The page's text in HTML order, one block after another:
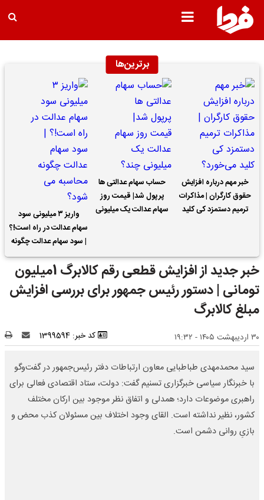
برترین‌ها
خبر مهم درباره افزایش
حقوق کارگران | مذاکرات
ترمیم دستمزد کی کلید
حساب سهام عدالتی ها
پرپول شد| قیمت روز
سهام عدالت یک میلیونی
واریز ۳ میلیونی سود
سهام عدالت در راه است!؟
| سود سهام عدالت چگونه
محاسبه می شود؟
خبر جدید از افزایش قطعی رقم کالابرگ 1میلیون
تومانی | دستور رئیس جمهور برای بررسی افزایش
مبلغ کالابرگ
۳۰ اردیبهشت ۱۴۰۵ - ۱۹:۳۲ کد خبر: 1399594
سید محمدمهدی طباطبایی معاون ارتباطات دفتر رئیس‌جمهور در گفت‌وگو
با خبرنگار سیاسی خبرگزاری تسنیم گفت: دولت، ستاد اقتصادی فعالی برای
راهبری موضوعات دارد؛ همدلی و اتفاق نظر موجود بین ارکان مختلف
کشور، نظیر نداشته است. القای وجود اختلاف بین مسئولان کذب محض و
بازیِ روانی دشمن است.